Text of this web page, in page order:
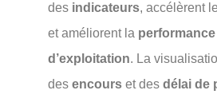
des indicateurs, accélèrent le
et améliorent la performance
d’exploitation. La
des encours et des délai de